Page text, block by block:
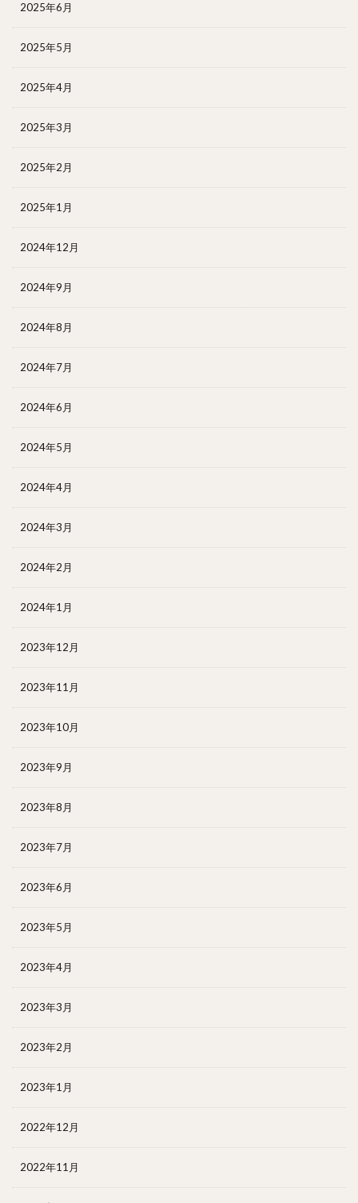
2025年6月
2025年5月
2025年4月
2025年3月
2025年2月
2025年1月
2024年12月
2024年9月
2024年8月
2024年7月
2024年6月
2024年5月
2024年4月
2024年3月
2024年2月
2024年1月
2023年12月
2023年11月
2023年10月
2023年9月
2023年8月
2023年7月
2023年6月
2023年5月
2023年4月
2023年3月
2023年2月
2023年1月
2022年12月
2022年11月